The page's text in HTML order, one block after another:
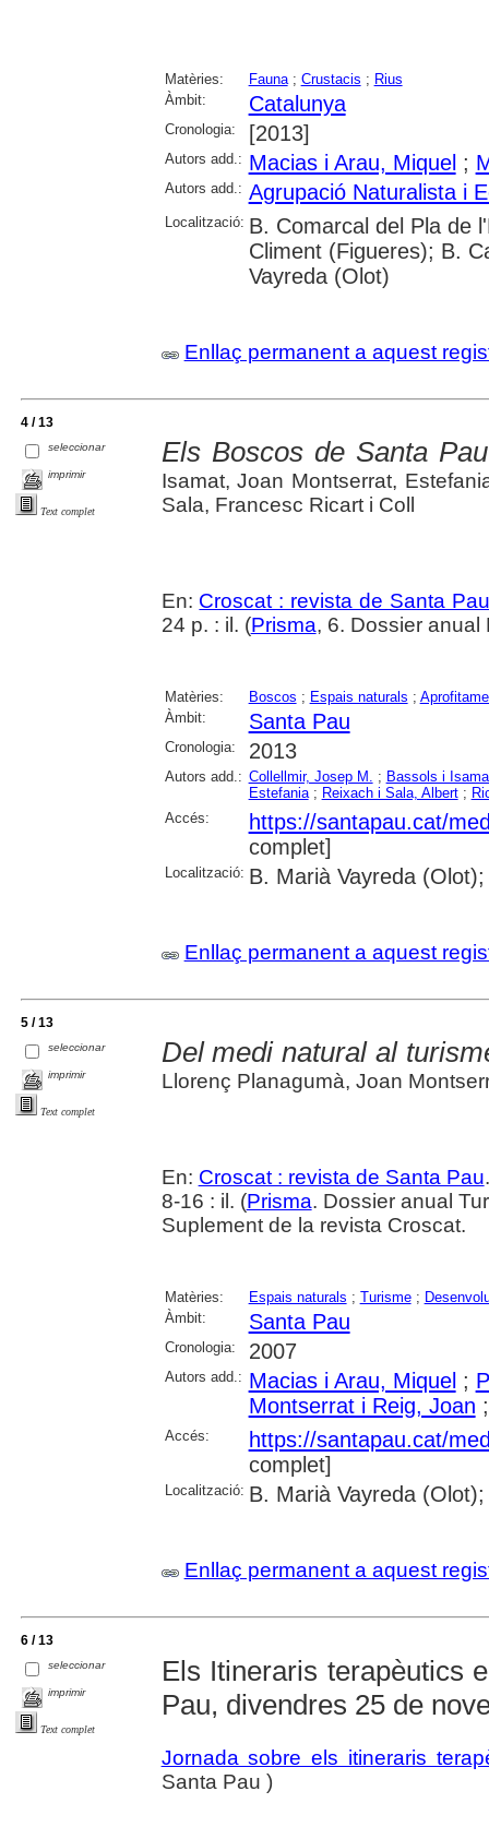
Matèries: Fauna; Crustacis ; Rius
Àmbit:
Catalunya
Cronologia: [2013]
Autors add.: Macias i Arau, Miquel ;
Autors add.: Agrupació Naturalista i
Localització: B. Comarcal del Pla de
Climent (Figueres); B.
Vayreda (Olot)
Enllaç permanent a aquest
4 / 13
seleccionar
imprimir
Text complet
Els Boscos de Santa Pau
Isamat, Joan Montserrat,
Sala, Francesc Ricart i Coll
En: Croscat : revista de Santa Pau
24 p. : il. (Prisma, 6. Dossier anual
Matèries: Boscos ; Espais naturals ;
Àmbit:
Santa Pau
Cronologia: 2013
Autors add.: Collellmir, Josep M. ; Bassols i
Estefania; Reixach i Sala, Albert;
Accés:
https://santapau.cat/
complet]
Localització: B. Marià Vayreda
Enllaç permanent a aquest
5 / 13
seleccionar
imprimir
Text complet
Del medi natural al
Llorenç Planagumà, Joan
En: Croscat : revista de Santa Pau
8-16 : il. (Prisma. Dossier anual
Suplement de la revista Croscat.
Matèries: Espais naturals ; Turisme;
Àmbit:
Santa Pau
Cronologia: 2007
Autors add.: Macias i Arau, Miquel ;
Montserrat i Reig, Joan
Accés:
https://santapau.cat/
complet]
Localització: B. Marià Vayreda
Enllaç permanent a aquest
6 / 13
seleccionar
imprimir
Text complet
Els Itineraris terapèutics
Pau, divendres 25 de
Jornada sobre els itineraris
Santa Pau )